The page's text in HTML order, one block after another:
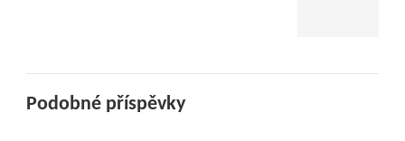
Podobné příspěvky